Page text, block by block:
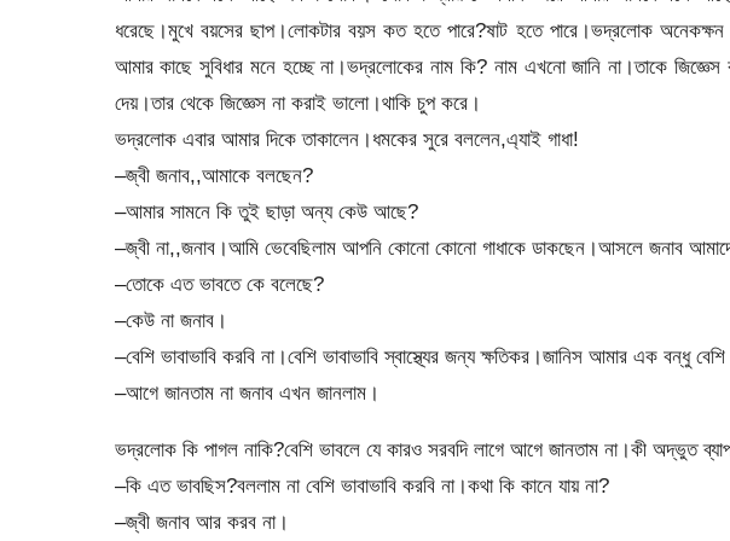
ধরেছে।মুখে বয়সের ছাপ।লোকটার বয়স কত হতে পারে?ষাট হতে পারে।ভদ্রলোক
আমার কাছে সুবিধার মনে হচ্ছে না।ভদ্রলোকের নাম কি? নাম এখনো জানি না।তাকে জিজ্ঞেস
দেয়।তার থেকে জিজ্ঞেস না করাই ভালো।থাকি চুপ করে।
ভদ্রলোক এবার আমার দিকে তাকালেন।ধমকের সুরে বললেন,এ্যাই গাধা!
–জ্বী জনাব,,আমাকে বলছেন?
–আমার সামনে কি তুই ছাড়া অন্য কেউ আছে?
–জ্বী না,,জনাব।আমি ভেবেছিলাম আপনি কোনো কোনো গাধাকে ডাকছেন।আসলে জনাব
–তোকে এত ভাবতে কে বলেছে?
–কেউ না জনাব।
–বেশি ভাবাভাবি করবি না।বেশি ভাবাভাবি স্বাস্থ্যের জন্য ক্ষতিকর।জানিস আমার এক বন্ধু বেশি
–আগে জানতাম না জনাব এখন জানলাম।
ভদ্রলোক কি পাগল নাকি?বেশি ভাবলে যে কারও সরবদি লাগে আগে জানতাম না।কী অদ্ভুত
–কি এত ভাবছিস?বললাম না বেশি ভাবাভাবি করবি না।কথা কি কানে যায় না?
–জ্বী জনাব আর করব না।